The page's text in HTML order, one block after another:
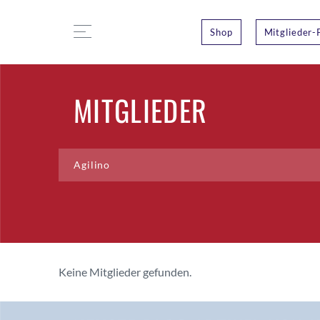
Shop Mitglieder-
MITGLIEDER
Keine Mitglieder gefunden.